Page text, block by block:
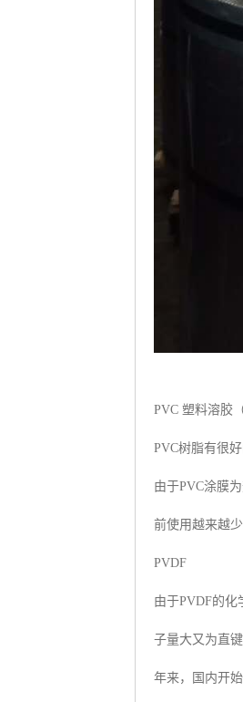
PVC 塑料溶胶
PVC树脂有很
由于PVC涂膜
前使用越来越少
PVDF
由于PVDF的
子量大又为直
年来，国内开